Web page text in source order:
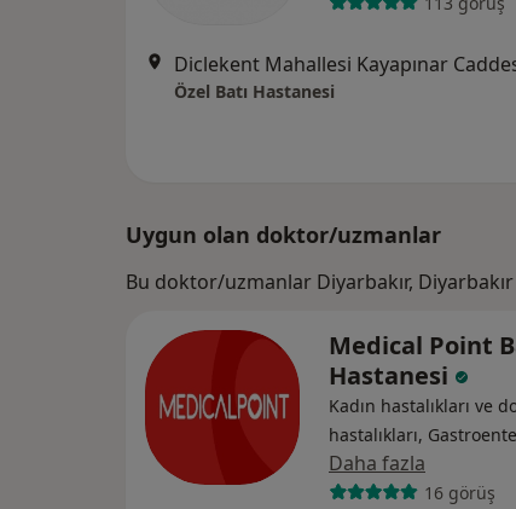
Özel Batı Hastanesi
Uygun olan doktor/uzmanlar
Bu doktor/uzmanlar Diyarbakır,
Medical Point
Hastanesi
Kadın hastalıkları ve
hastalıkları,
Daha fazla
16 görüş